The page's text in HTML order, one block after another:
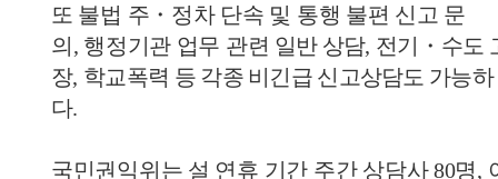
또 불법 주 ・ 정차 단속 및 통행 불편 신고 문
의 , 행정기관 업무 관련 일반 상담, 전기 ・ 수도
장, 학교폭력 등 각종 비긴급 신고상담도 가능하
다.
국민권익위는 설 연휴 기간 주간 상담사80명,